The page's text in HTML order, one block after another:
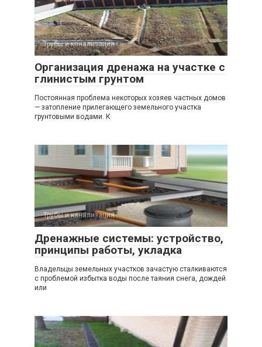
Трубы и канализация
Организация дренажа на участке с
глинистым грунтом
Постоянная проблема некоторых хозяев частных домов
— затопление прилегающего земельного участка
грунтовыми водами. К
Трубы и канализация
Дренажные системы: устройство,
принципы работы, укладка
Владельцы земельных участков зачастую сталкиваются
с проблемой избытка воды после таяния снега, дождей
или